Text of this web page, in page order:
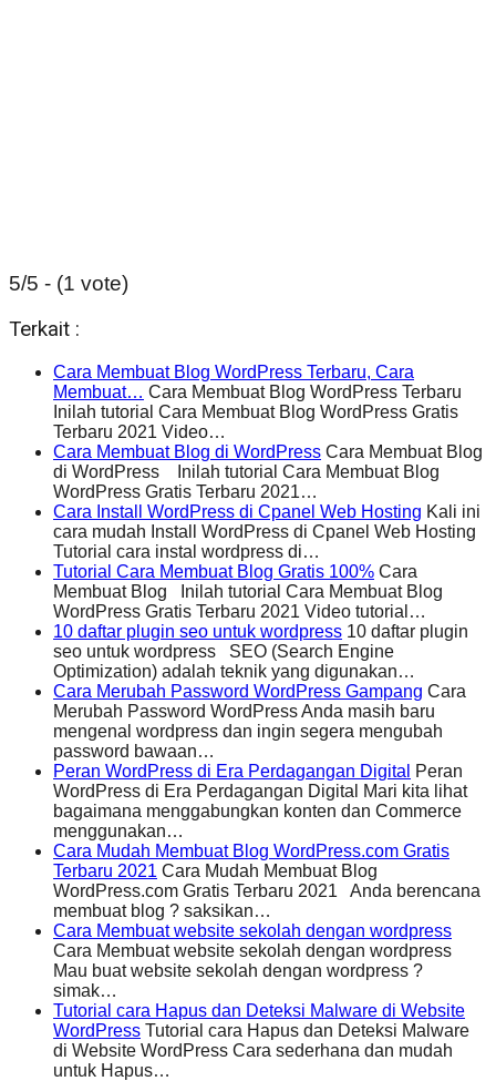
5/5 - (1 vote)
Terkait :
Cara Membuat Blog WordPress Terbaru, Cara
Membuat… Cara Membuat Blog WordPress Terbaru
Inilah tutorial Cara Membuat Blog WordPress Gratis
Terbaru 2021 Video…
Cara Membuat Blog di WordPress Cara Membuat Blog
di WordPress Inilah tutorial Cara Membuat Blog
WordPress Gratis Terbaru 2021…
Cara Install WordPress di Cpanel Web Hosting Kali ini
cara mudah Install WordPress di Cpanel Web Hosting
Tutorial cara instal wordpress di…
Tutorial Cara Membuat Blog Gratis 100% Cara
Membuat Blog Inilah tutorial Cara Membuat Blog
WordPress Gratis Terbaru 2021 Video tutorial…
10 daftar plugin seo untuk wordpress 10 daftar plugin
seo untuk wordpress SEO (Search Engine
Optimization) adalah teknik yang digunakan…
Cara Merubah Password WordPress Gampang Cara
Merubah Password WordPress Anda masih baru
mengenal wordpress dan ingin segera mengubah
password bawaan…
Peran WordPress di Era Perdagangan Digital
Peran
WordPress di Era Perdagangan Digital Mari kita lihat
bagaimana menggabungkan konten dan Commerce
menggunakan…
Cara Mudah Membuat Blog WordPress.com Gratis
Terbaru 2021 Cara Mudah Membuat Blog
WordPress.com Gratis Terbaru 2021 Anda berencana
membuat blog ? saksikan…
Cara Membuat website sekolah dengan wordpress
Cara Membuat website sekolah dengan wordpress
Mau buat website sekolah dengan wordpress ?
simak…
Tutorial cara Hapus dan Deteksi Malware di Website
WordPress Tutorial cara Hapus dan Deteksi Malware
di Website WordPress Cara sederhana dan mudah
untuk Hapus…